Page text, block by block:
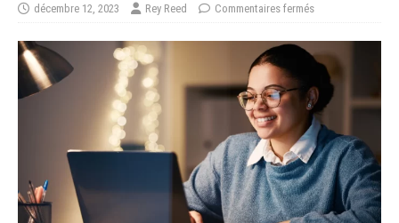
décembre 12, 2023 Rey Reed Commentaires fermés